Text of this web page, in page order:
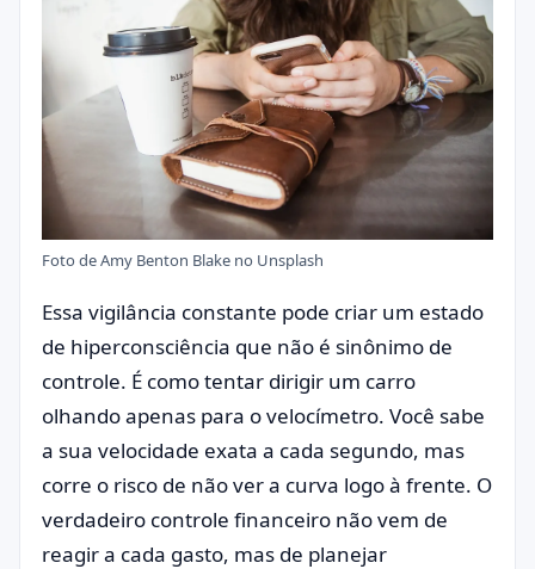
Foto deAmy Benton Blake no Unsplash
Essa vigilância constante pode criar um estado
de hiperconsciência que não é sinônimo de
controle. É como tentar dirigir um carro
olhando apenas para o velocímetro. Você sabe
a sua velocidade exata a cada segundo, mas
corre o risco de não ver a curva logo à frente. O
verdadeiro controle financeiro não vem de
reagir a cada gasto, mas de planejar